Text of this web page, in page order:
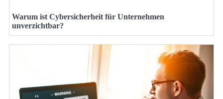
Warum ist Cybersicherheit für Unternehmen
unverzichtbar?